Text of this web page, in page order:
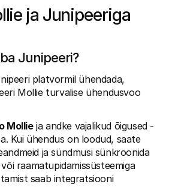
ja Junipeeriga
Junipeeri?
platvormil ühendada,
Mollie turvalise ühendusvoo
Mollie ja andke vajalikud õigused -
Kui ühendus on loodud, saate
ja sündmusi sünkroonida
raamatupidamissüsteemiga
saab integratsiooni